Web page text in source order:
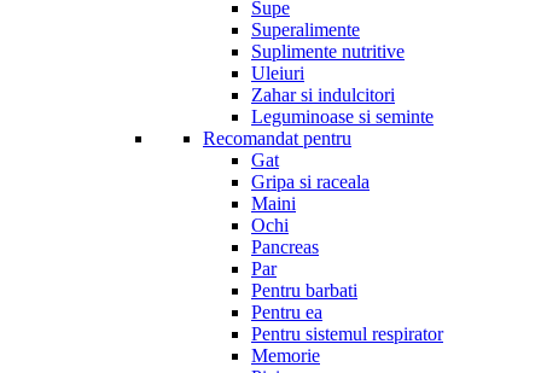
Supe
Superalimente
Suplimente nutritive
Uleiuri
Zahar si indulcitori
Leguminoase si seminte
Recomandat pentru
Gat
Gripa si raceala
Maini
Ochi
Pancreas
Par
Pentru barbati
Pentru ea
Pentru sistemul respirator
Memorie